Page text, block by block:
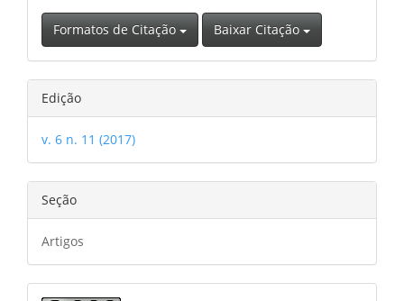
Formatos de Citação Baixar Citação
Edição
v. 6 n. 11 (2017)
Seção
Artigos